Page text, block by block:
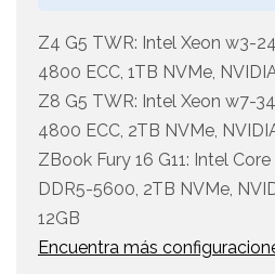
Z4 G5 TWR: Intel Xeon w3-
4800 ECC, 1TB NVMe,
Z8 G5 TWR: Intel Xeon w7-
4800 ECC, 2TB NVMe,
ZBook Fury 16 G11: Intel
DDR5-5600, 2TB NVMe,
12GB
Encuentra más